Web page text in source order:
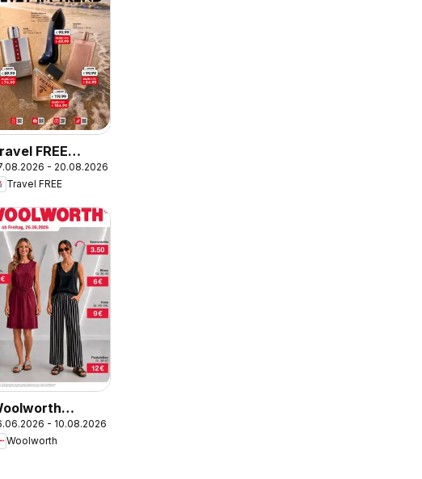
FREE
- 20.08.2026
Travel FREE
- 10.08.2026
Woolworth